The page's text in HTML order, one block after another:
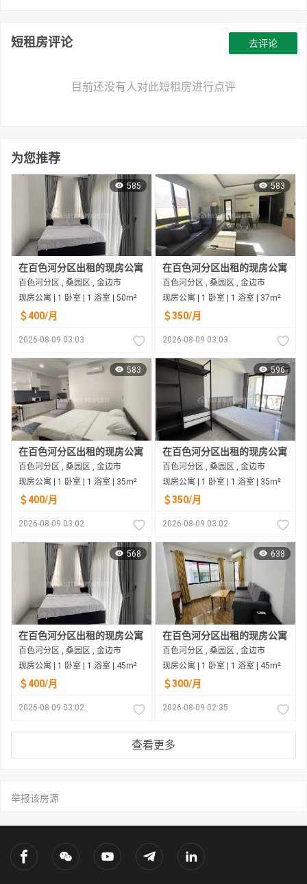
短租房评论
目前还没有人对此短租房进行点评
去评论
为您推荐
585
在百色河分区出租的现房公寓
百色河分区 , 桑园区 , 金边市
现房公寓 | 1 卧室 | 1 浴室 | 50m²
＄400/月
2026-08-09 03:03
583
在百色河分区出租的现房公寓
百色河分区 , 桑园区 , 金边市
现房公寓 | 1 卧室 | 1 浴室 | 37m²
＄350/月
2026-08-09 03:03
583
在百色河分区出租的现房公寓
百色河分区 , 桑园区 , 金边市
现房公寓 | 1 卧室 | 1 浴室 | 35m²
＄400/月
2026-08-09 03:02
596
在百色河分区出租的现房公寓
百色河分区 , 桑园区 , 金边市
现房公寓 | 1 卧室 | 1 浴室 | 35m²
＄350/月
2026-08-09 03:02
568
在百色河分区出租的现房公寓
百色河分区 , 桑园区 , 金边市
现房公寓 | 1 卧室 | 1 浴室 | 45m²
＄400/月
2026-08-09 03:02
638
在百色河分区出租的现房公寓
百色河分区 , 桑园区 , 金边市
现房公寓 | 1 卧室 | 1 浴室 | 45m²
＄300/月
2026-08-09 02:35
查看更多
举报该房源